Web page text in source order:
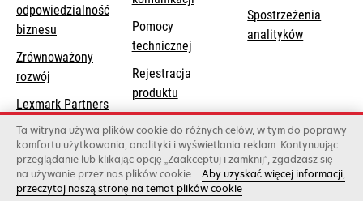
odpowiedzialność
biznesu
a
tab
Zrównoważony
rozwój
Lexmark Partners
Pomocy
technicznejopens
a
tab
Rejestracja
produktu
Znajdź dealera
Lista hurtowni
Spostrzeżenia
analityków
Lexmark International, Inc., firma należąca do Xerox
Ta witryna używa plików cookie do różnych celów, w tym do poprawy
komfortu użytkowania, analityki i wyświetlania reklam. Kontynuując
przeglądanie lub klikając opcję „Zaakceptuj i zamknij”, zgadzasz się
na używanie przez nas plików cookie. Aby uzyskać więcej informacji,
przeczytaj naszą stronę na temat plików cookie